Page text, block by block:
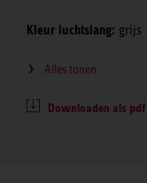
Kleur luchtslang: grijs
Alles tonen
Downloaden als pdf